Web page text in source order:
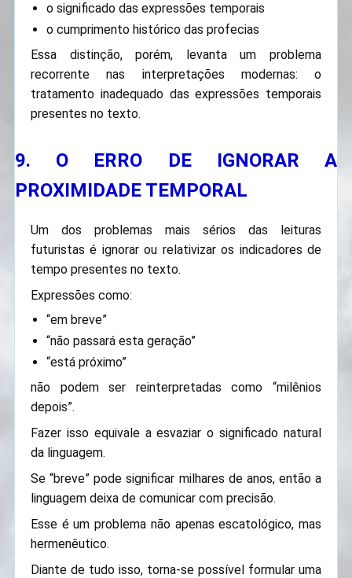
o significado das expressões temporais
o cumprimento histórico das profecias
Essa distinção, porém, levanta um problema
recorrente nas interpretações modernas: o
tratamento inadequado das expressões temporais
presentes no texto.
9. O ERRO DE IGNORAR A
PROXIMIDADE TEMPORAL
Um dos problemas mais sérios das leituras
futuristas é ignorar ou relativizar os indicadores de
tempo presentes no texto.
Expressões como:
“em breve”
“não passará esta geração”
“está próximo”
não podem ser reinterpretadas como “milênios
depois”.
Fazer isso equivale a esvaziar o significado natural
da linguagem.
Se “breve” pode significar milhares de anos, então a
linguagem deixa de comunicar com precisão.
Esse é um problema não apenas escatológico, mas
hermenêutico.
Diante de tudo isso, torna-se possível formular uma